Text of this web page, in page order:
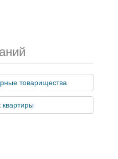
товарищества
квартиры